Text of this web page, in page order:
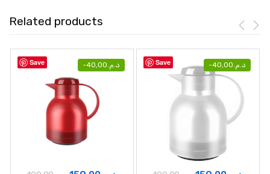
Related products
Save - د.م.40,00 Save - د.م.40,00